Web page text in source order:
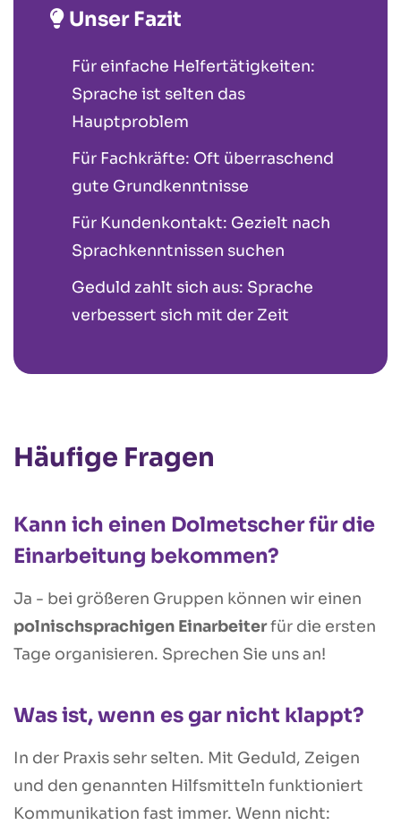
Unser Fazit
Für einfache Helfertätigkeiten:
Sprache ist selten das
Hauptproblem
Für Fachkräfte: Oft überraschend
gute Grundkenntnisse
Für Kundenkontakt: Gezielt nach
Sprachkenntnissen suchen
Geduld zahlt sich aus: Sprache
verbessert sich mit der Zeit
Häufige Fragen
Kann ich einen Dolmetscher für die
Einarbeitung bekommen?
Ja - bei größeren Gruppen können wir einen
polnischsprachigen Einarbeiterfür die ersten
Tage organisieren. Sprechen Sie uns an!
Was ist, wenn es gar nicht klappt?
In der Praxis sehr selten. Mit Geduld, Zeigen
und den genannten Hilfsmitteln funktioniert
Kommunikation fast immer. Wenn nicht: